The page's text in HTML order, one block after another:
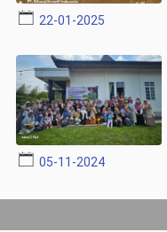
22-01-2025
05-11-2024